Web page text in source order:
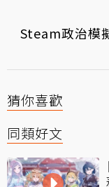
Steam政治模
猜你喜歡
同類好文